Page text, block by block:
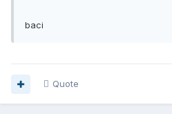
baci
Quote